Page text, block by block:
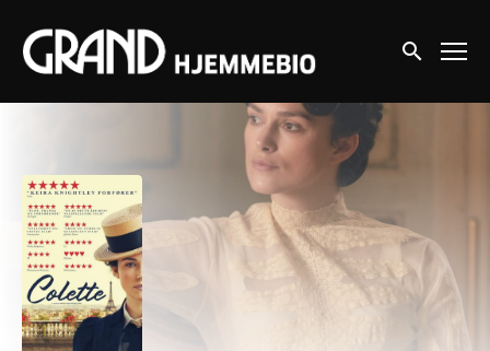
Accessibility Links
Søg nu